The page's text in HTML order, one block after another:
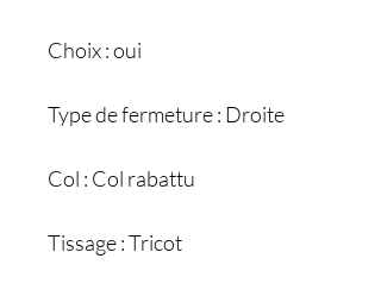
Choix : oui
Type de fermeture : Droite
Col : Col rabattu
Tissage : Tricot